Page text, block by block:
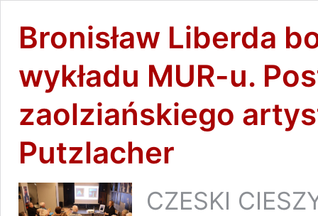
Bronisław Liberda
wykładu MUR-u.
zaolziańskiego
Putzlacher
CZESKI